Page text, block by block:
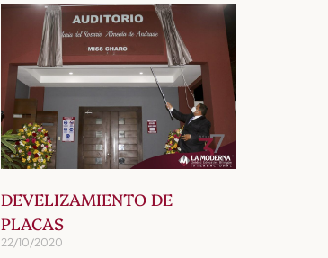
DEVELIZAMIENTO DE
PLACAS
22/10/2020